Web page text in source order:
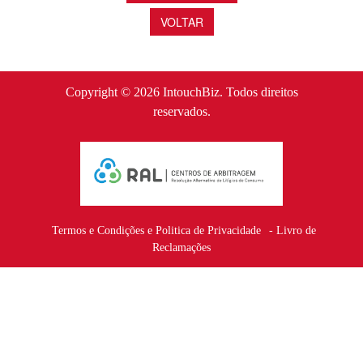
VOLTAR
Copyright © 2026 IntouchBiz. Todos direitos
reservados.
Termos e Condições e Politica de Privacidade - Livro de
Reclamações